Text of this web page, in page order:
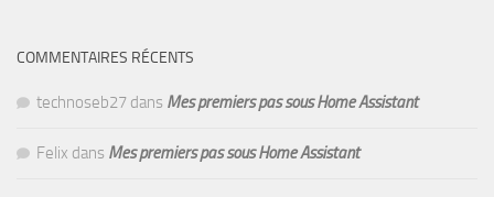
COMMENTAIRES RÉCENTS
technoseb27 dans Mes premiers pas sous Home Assistant
Felix dans Mes premiers pas sous Home Assistant